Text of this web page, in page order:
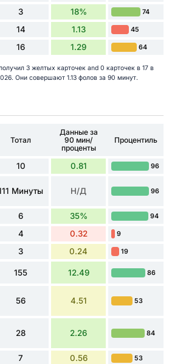
3 18% 74
14 1.13 45
16 1.29 64
3 желтых карточек and 0 карточек в 17 в
Они совершают 1.13 фолов за 90 минут.
Тотал
Данные за
90 мин/
проценты
Процентиль
10 0.81 96
Минуты Н/Д 96
6 35% 94
4 0.32 9
3 0.24 19
155 12.49 86
56 4.51 53
28 2.26 84
7 0.56 53